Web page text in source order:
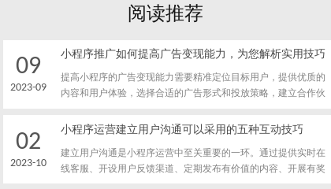
阅读推荐
09
2023-09
小程序推广如何提高广告变现能力，为您解析实用技巧
提高小程序的广告变现能力需要精准定位目标用户，提供优质的
内容和用户体验，选择合适的广告形式和投放策略，建立合作伙
序的商业价值，实现更好的广告变现效果。
02
2023-10
小程序运营建立用户沟通可以采用的五种互动技巧
建立用户沟通是小程序运营中至关重要的一环。通过提供实时在
线客服、开设用户反馈渠道、定期发布有价值的内容、开展有奖